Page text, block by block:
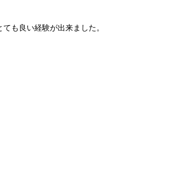
も良い経験が出来ました。